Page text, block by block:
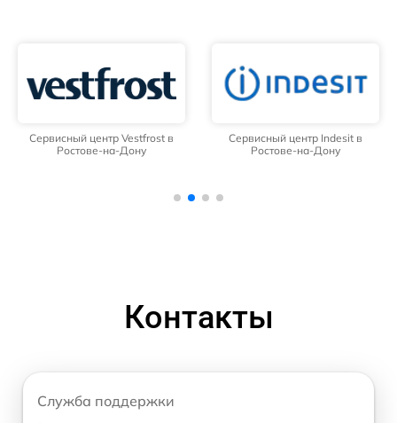
Сервисный центр Vestfrost в
Ростове-на-Дону
Сервисный центр Indesit в
Ростове-на-Дону
Контакты
Служба поддержки